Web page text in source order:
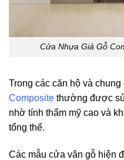
Cửa Nhựa Giả Gỗ
Trong các căn hộ và
Composite thường được
nhờ tính thẩm mỹ cao và
tổng thể.
Các mẫu cửa vân gỗ hiện